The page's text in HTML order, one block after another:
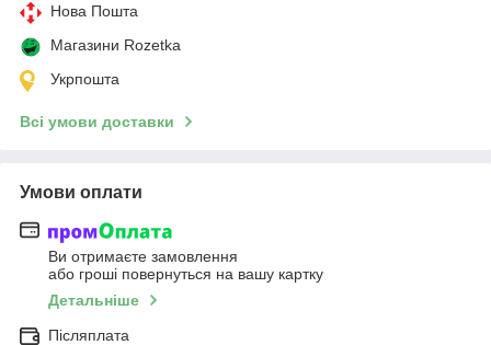
Нова Пошта
Магазини Rozetka
Укрпошта
Всі умови доставки
Умови оплати
Ви отримаєте замовлення
або гроші повернуться на вашу картку
Детальніше
Післяплата